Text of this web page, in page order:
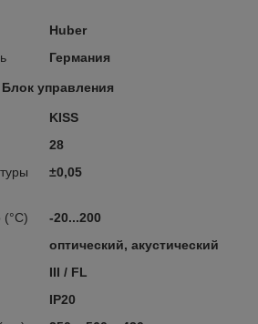
Huber
Германия
управления
KISS
28
±0,05
(°C)
-20...200
оптический, акустический
III / FL
IP20